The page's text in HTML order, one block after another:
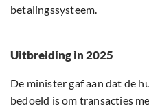
betalingssysteem.
Uitbreiding in 2025
De minister gaf aan dat de
bedoeld is om transacties